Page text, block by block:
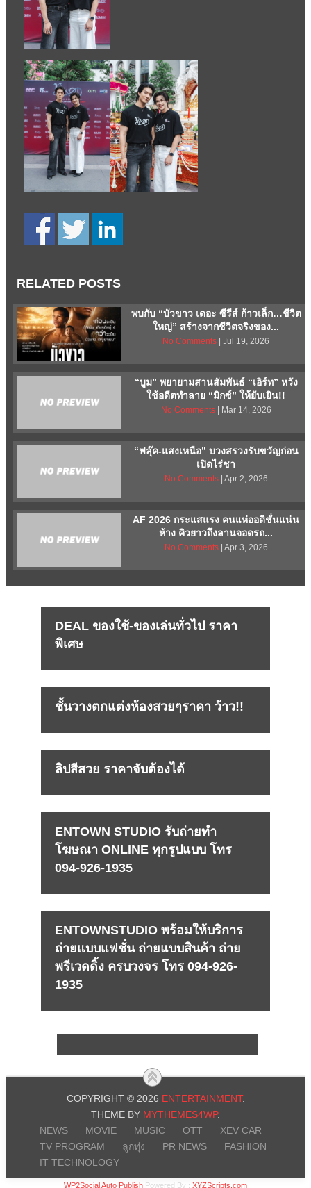
RELATED POSTS
พบกับ “บัวขาว เดอะ ซีรีส์ ก้าวเล็ก…ชีวิต
ใหญ่” สร้างจากชีวิตจริงของ...
No Comments | Jul 19, 2026
“บูม” พยายามสานสัมพันธ์ “เอิร์ท” หวัง
ใช้อดีตทำลาย “มิกซ์” ให้ยับเยิน!!
No Comments| Mar 14, 2026
“ฟลุ๊ค-แสงเหนือ” บวงสรวงรับขวัญก่อน
เปิดไร่ชา
No Comments| Apr 2, 2026
AF 2026 กระแสแรง คนแห่ออดิชั่นแน่น
ห้าง คิวยาวถึงลานจอดรถ...
No Comments| Apr 3, 2026
DEAL ของใช้-ของเล่นทั่วไป ราคา
พิเศษ
ชั้นวางตกแต่งห้องสวยๆราคา ว้าว!!
ลิปสีสวย ราคาจับต้องได้
ENTOWN STUDIO รับถ่ายทำ
โฆษณา ONLINE ทุกรูปแบบ โทร
094-926-1935
ENTOWNSTUDIO พร้อมให้บริการ
ถ่ายแบบแฟชั่น ถ่ายแบบสินค้า ถ่าย
พรีเวดดิ้ง ครบวงจร โทร 094-926-
1935
COPYRIGHT © 2026 ENTERTAINMENT.
THEME BY MYTHEMES4WP.
NEWS
MOVIE MUSIC OTT
XEV CAR
TV PROGRAM
ลูกทุ่ง PR NEWS
FASHION
IT TECHNOLOGY
WP2Social Auto Publish Powered By : XYZScripts.com